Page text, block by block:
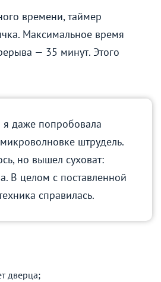
времени, таймер
Максимальное время
— 35 минут. Этого
я даже попробовала
штрудель.
но вышел суховат:
В целом с поставленной
справилась.
дверца;